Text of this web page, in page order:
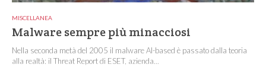
MISCELLANEA
Malware sempre più minacciosi
Nella seconda metà del 2005 il malware AI-based è passato dalla teoria
alla realtà: il Threat Report di ESET, azienda...